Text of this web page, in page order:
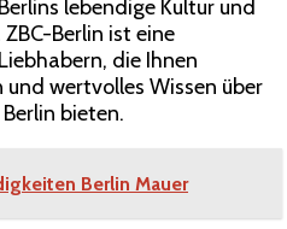
lebendige Kultur und
Berlin ist eine
die Ihnen
wertvolles Wissen über
bieten.
Berlin Mauer